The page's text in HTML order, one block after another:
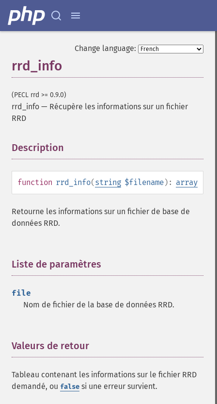
Change language:
rrd_info
(PECL rrd >= 0.9.0)
rrd_info — Récupère les informations sur un fichier
RRD
Description
function rrd_info(string $filename): array
Retourne les informations sur un fichier de base de
données RRD.
Liste de paramètres
file
Nom de fichier de la base de données RRD.
Valeurs de retour
Tableau contenant les informations sur le fichier RRD
demandé, ou false si une erreur survient.